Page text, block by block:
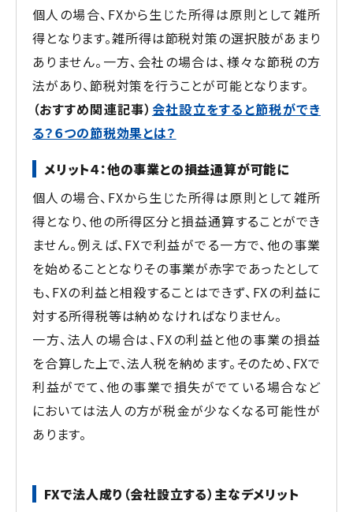
個人の場合、FXから生じた所得は原則として雑所
得となります。雑所得は節税対策の選択肢があまり
ありません。一方、会社の場合は、様々な節税の方
法があり、節税対策を行うことが可能となります。
（おすすめ関連記事） 会社設立をすると節税ができ
る？６つの節税効果とは？
メリット４：他の事業との損益通算が可能に
個人の場合、FXから生じた所得は原則として雑所
得となり、他の所得区分と損益通算することができ
ません。例えば、FXで利益がでる一方で、他の事業
を始めることとなりその事業が赤字であったとして
も、FXの利益と相殺することはできず、FXの利益に
対する所得税等は納めなければなりません。
一方、法人の場合は、FXの利益と他の事業の損益
を合算した上で、法人税を納めます。そのため、FXで
利益がでて、他の事業で損失がでている場合など
においては法人の方が税金が少なくなる可能性が
あります。
FXで法人成り（会社設立する）主なデメリット